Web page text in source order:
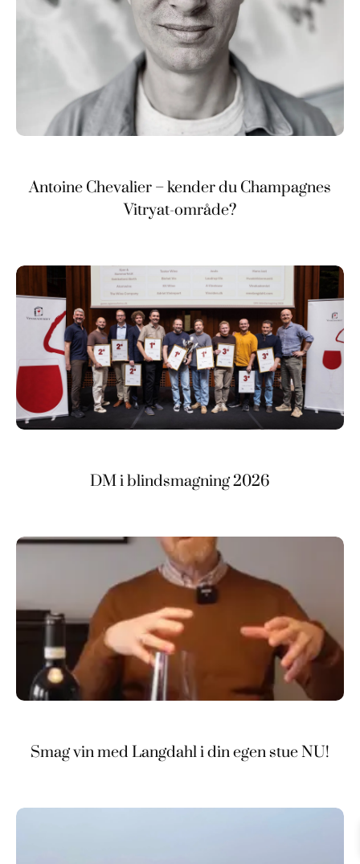
Antoine Chevalier – kender du Champagnes
Vitryat-område?
DM i blindsmagning 2026
Smag vin med Langdahl i din egen stue NU!